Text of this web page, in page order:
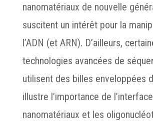
nanomatériaux de nouvelle
suscitent un intérêt pour la
l’ADN (et ARN). D’ailleurs,
technologies avancées de
utilisent des billes enveloppées
illustre l’importance de
nanomatériaux et les